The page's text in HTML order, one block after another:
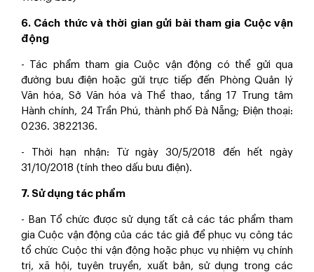
6. Cách thức và thời gian gửi bài tham gia Cuộc vận
động
- Tác phẩm tham gia Cuộc vận động có thể gửi qua
đường bưu điện hoặc gửi trực tiếp đến Phòng Quản lý
Văn hóa, Sở Văn hóa và Thể thao, tầng 17 Trung tâm
Hành chính, 24 Trần Phú, thành phố Đà Nẵng; Điện thoại:
0236. 3822136.
- Thời hạn nhận: Từ ngày 30/5/2018 đến hết ngày
31/10/2018 (tính theo dấu bưu điện).
7. Sử dụng tác phẩm
- Ban Tổ chức được sử dụng tất cả các tác phẩm tham
gia Cuộc vận động của các tác giả để phục vụ công tác
tổ chức Cuộc thi vận động hoặc phục vụ nhiệm vụ chính
trị, xã hội, tuyên truyền, xuất bản, sử dụng trong các